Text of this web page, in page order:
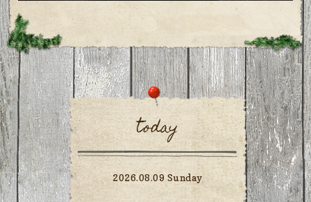
today
2026.08.09 Sunday